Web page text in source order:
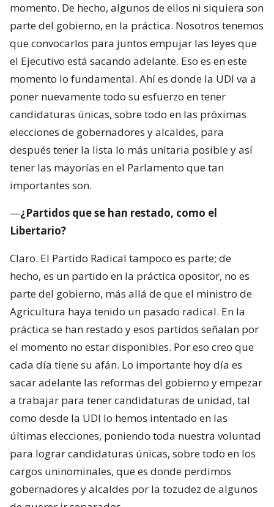
momento. De hecho, algunos de ellos ni siquiera son
parte del gobierno, en la práctica. Nosotros tenemos
que convocarlos para juntos empujar las leyes que
el Ejecutivo está sacando adelante. Eso es en este
momento lo fundamental. Ahí es donde la UDI va a
poner nuevamente todo su esfuerzo en tener
candidaturas únicas, sobre todo en las próximas
elecciones de gobernadores y alcaldes, para
después tener la lista lo más unitaria posible y así
tener las mayorías en el Parlamento que tan
importantes son.
—¿Partidos que se han restado, como el
Libertario?
Claro. El Partido Radical tampoco es parte; de
hecho, es un partido en la práctica opositor, no es
parte del gobierno, más allá de que el ministro de
Agricultura haya tenido un pasado radical. En la
práctica se han restado y esos partidos señalan por
el momento no estar disponibles. Por eso creo que
cada día tiene su afán. Lo importante hoy día es
sacar adelante las reformas del gobierno y empezar
a trabajar para tener candidaturas de unidad, tal
como desde la UDI lo hemos intentado en las
últimas elecciones, poniendo toda nuestra voluntad
para lograr candidaturas únicas, sobre todo en los
cargos uninominales, que es donde perdimos
gobernadores y alcaldes por la tozudez de algunos